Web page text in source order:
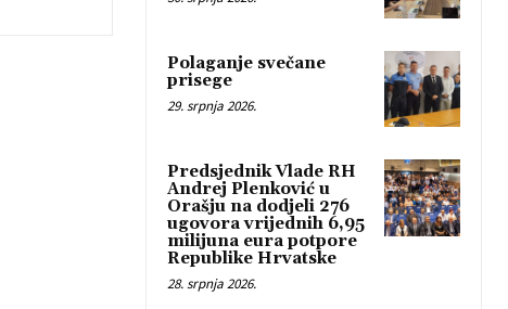
Polaganje svečane
prisege
29. srpnja 2026.
Predsjednik Vlade RH
Andrej Plenković u
Orašju na dodjeli 276
ugovora vrijednih 6,95
milijuna eura potpore
Republike Hrvatske
28. srpnja 2026.